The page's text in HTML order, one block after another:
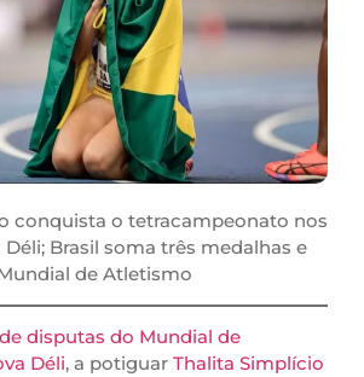
conquista o tetracampeonato nos
Brasil soma três medalhas e
de Atletismo
disputas do Mundial de
Déli, a potiguar Thalita Simplício